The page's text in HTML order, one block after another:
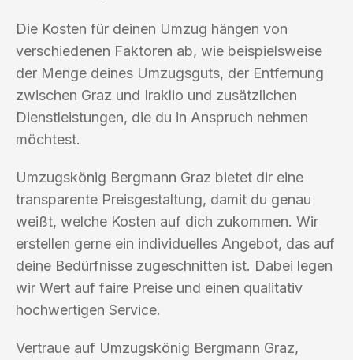
Die Kosten für deinen Umzug hängen von
verschiedenen Faktoren ab, wie beispielsweise
der Menge deines Umzugsguts, der Entfernung
zwischen Graz und Iraklio und zusätzlichen
Dienstleistungen, die du in Anspruch nehmen
möchtest.
Umzugskönig Bergmann Graz bietet dir eine
transparente Preisgestaltung, damit du genau
weißt, welche Kosten auf dich zukommen. Wir
erstellen gerne ein individuelles Angebot, das auf
deine Bedürfnisse zugeschnitten ist. Dabei legen
wir Wert auf faire Preise und einen qualitativ
hochwertigen Service.
Vertraue auf Umzugskönig Bergmann Graz,